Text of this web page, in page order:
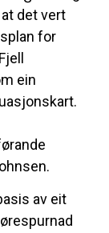
det vert
for
ein
av eit